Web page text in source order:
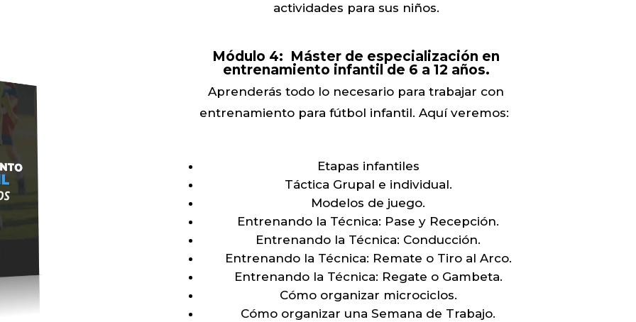
actividades para sus niños.
Módulo 4: Máster de especialización en
entrenamiento infantil de 6 a 12 años.
Aprenderás todo lo necesario para trabajar con
entrenamiento para fútbol infantil. Aquí veremos:
Etapas infantiles
Táctica Grupal e individual.
Modelos de juego.
Entrenando la Técnica: Pase y Recepción.
Entrenando la Técnica: Conducción.
Entrenando la Técnica: Remate o Tiro al Arco.
Entrenando la Técnica: Regate o Gambeta.
Cómo organizar microciclos.
Cómo organizar una Semana de Trabajo.